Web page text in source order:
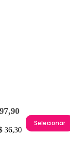
36,30
Selecionar